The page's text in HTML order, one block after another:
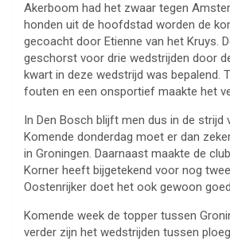
Akerboom had het zwaar tegen
honden uit de hoofdstad worden de
gecoacht door Etienne van het Kruys.
geschorst voor drie wedstrijden door
kwart in deze wedstrijd was bepalend.
fouten en een onsportief maakte het
In Den Bosch blijft men dus in de strijd
Komende donderdag moet er dan
in Groningen. Daarnaast maakte de
Korner heeft bijgetekend voor nog
Oostenrijker doet het ook gewoon
Komende week de topper tussen
verder zijn het wedstrijden tussen